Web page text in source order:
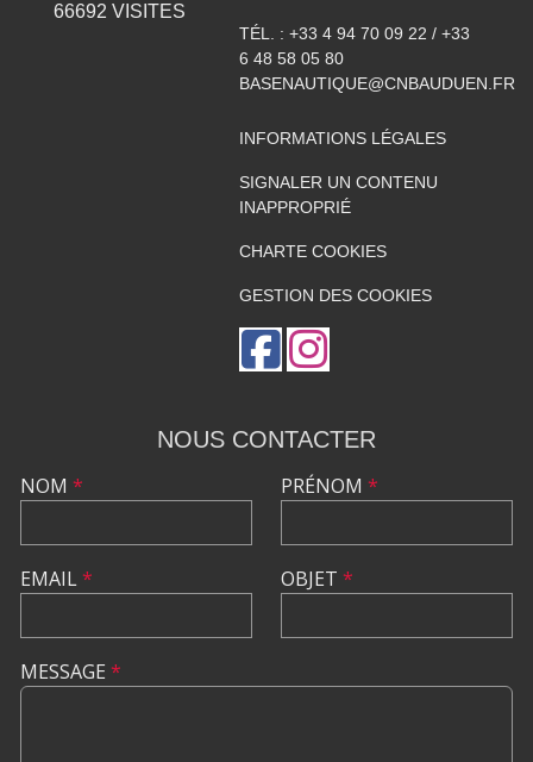
66692 VISITES
TÉL. : +33 4 94 70 09 22 / +33
6 48 58 05 80
BASENAUTIQUE@CNBAUDUEN.FR
INFORMATIONS LÉGALES
SIGNALER UN CONTENU
INAPPROPRIÉ
CHARTE COOKIES
GESTION DES COOKIES
NOUS CONTACTER
NOM *
EMAIL*
PRÉNOM *
OBJET *
MESSAGE *